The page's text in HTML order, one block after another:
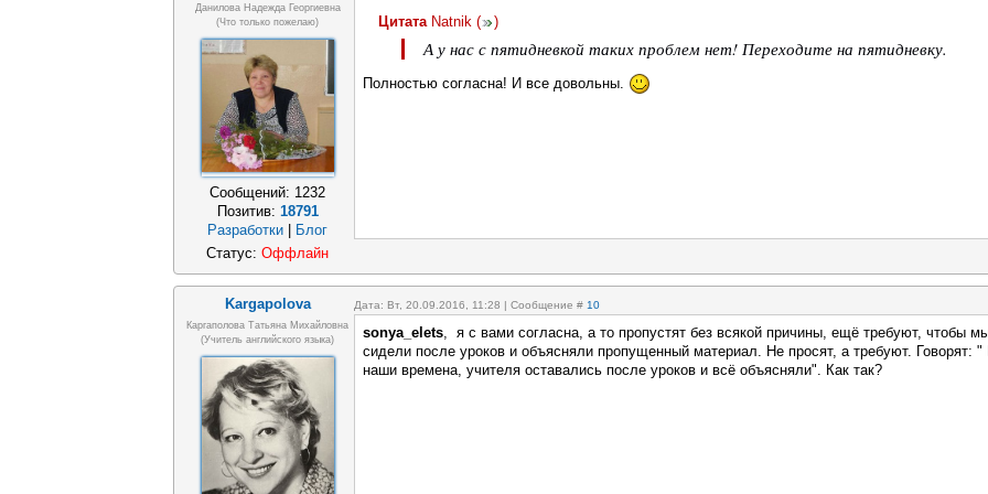
Данилова Надежда Георгиевна
(что только пожелаю)
Сообщений: 1232
Позитив: 18791
Разработки
Блог
Цитата Natnik ( )
А у нас с пятидневкой таких проблем нет! Переходите на пятидневку.
Полностью согласна! И все довольны.
Статус: Оффлайн
Kargapolova Дата: Вт, 20.09.2016, 11:28 | Сообщение # 10
Каргаполова Татьяна Михайловна
(учитель английского языка)
sonya_elets, я с вами согласна, а то пропустят без всякой причины, ещё требуют, чтобы
сидели после уроков и объясняли пропущенный материал. Не просят, а требуют. Говорят: "
наши времена, учителя оставались после уроков и всё объясняли". Как так?